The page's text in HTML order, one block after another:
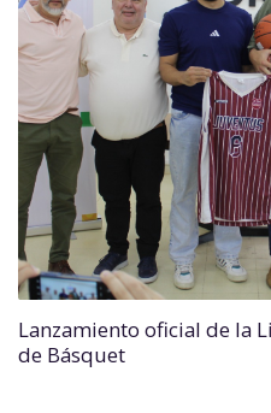
Lanzamiento oficial de la
de Básquet